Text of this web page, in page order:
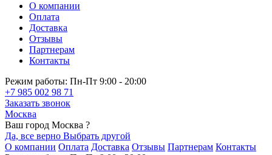
О компании
Оплата
Доставка
Отзывы
Партнерам
Контакты
Режим работы: Пн-Пт 9:00 - 20:00
+7 985 002 98 71
Заказать звонок
Москва
Ваш город Москва ?
Да, все верно Выбрать другой
О компании Оплата Доставка Отзывы Партнерам Контакты